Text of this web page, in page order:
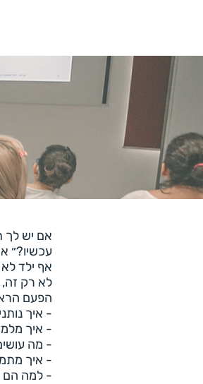
אם יש לך
עכשיו?״
אף ילד
לא רק זה,
הפעם
- איך
- איך
- מה
- איך
- למה הם